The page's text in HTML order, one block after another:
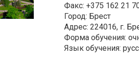
Факс: +375 162 21
Город: Брест
Адрес: 224016, г.
Форма обучения:
Язык обучения: